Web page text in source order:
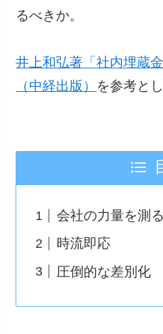
るべきか。
井上和弘著「社内埋蔵
（中経出版） を参考とし
会社の力量を測
時流即応
圧倒的な差別化